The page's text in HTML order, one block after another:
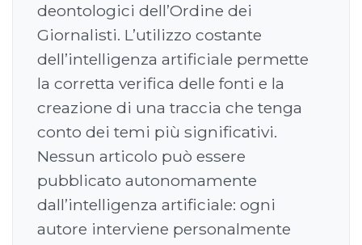
deontologici dell’Ordine dei
Giornalisti. L’utilizzo costante
dell’intelligenza artificiale permette
la corretta verifica delle fonti e la
creazione di una traccia che tenga
conto dei temi più significativi.
Nessun articolo può essere
pubblicato autonomamente
dall’intelligenza artificiale: ogni
autore interviene personalmente